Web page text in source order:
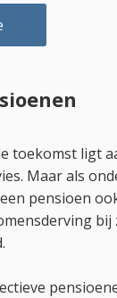
toekomst ligt
Maar als
pensioen
bij